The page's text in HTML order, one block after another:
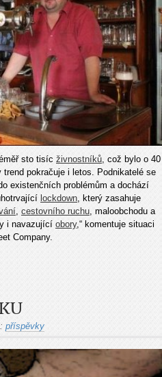
sto tisíc živnostníků , což bylo o 40
trend pokračuje i letos. Podnikatelé se
existenčních problémům a dochází
lockdown , který zasahuje
cestovního ruchu , maloobchodu a
i navazující obory,“ komentuje situaci
Company.
příspěvky